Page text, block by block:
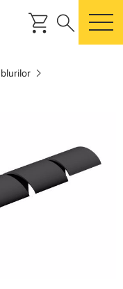
shopping_cart search
chevron_right